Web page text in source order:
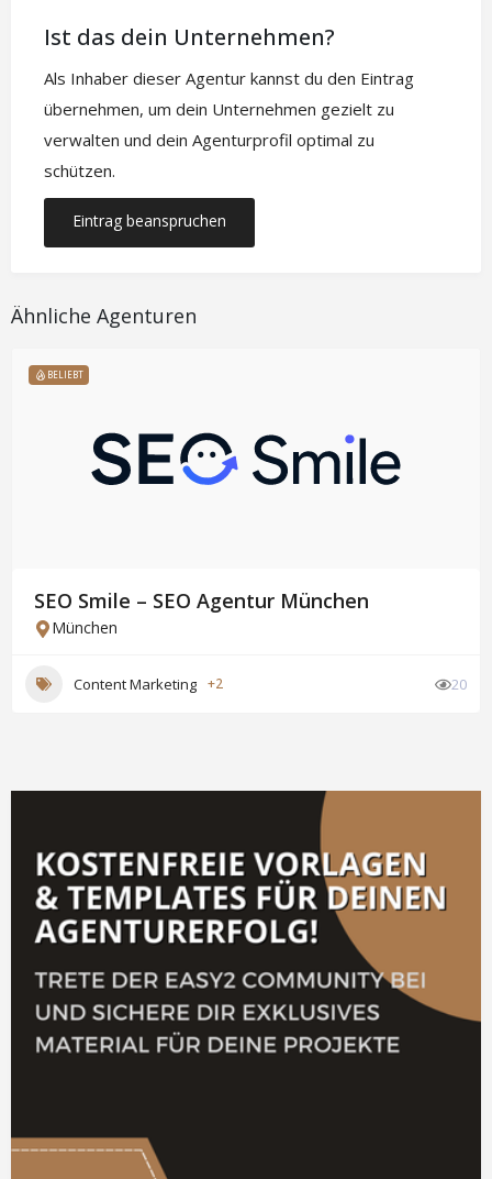
Ist das dein Unternehmen?
Als Inhaber dieser Agentur kannst du den Eintrag
übernehmen, um dein Unternehmen gezielt zu
verwalten und dein Agenturprofil optimal zu
schützen.
Eintrag beanspruchen
Ähnliche Agenturen
BELIEBT
SEO Smile – SEO Agentur München
München
Content Marketing +2 20